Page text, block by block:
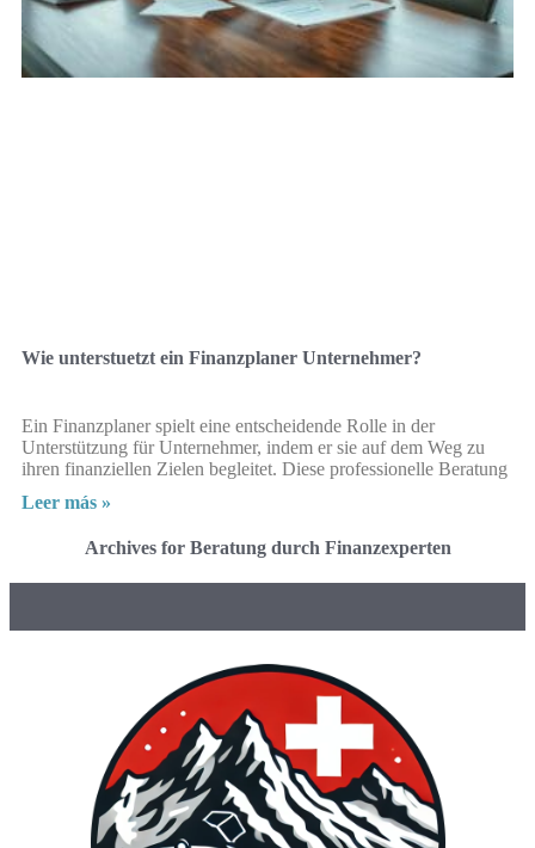
Wie unterstuetzt ein Finanzplaner Unternehmer?
Ein Finanzplaner spielt eine entscheidende Rolle in der
Unterstützung für Unternehmer, indem er sie auf dem Weg zu
ihren finanziellen Zielen begleitet. Diese professionelle Beratung
Leer más »
Archives for Beratung durch Finanzexperten